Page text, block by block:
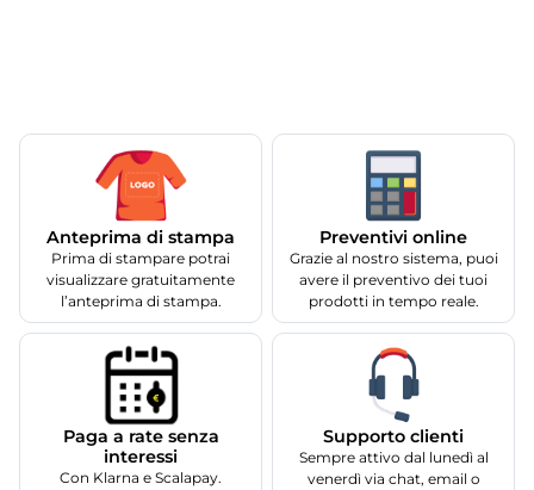
Anteprima di stampa
Prima di stampare potrai
visualizzare gratuitamente
l’anteprima di stampa.
Preventivi online
Grazie al nostro sistema, puoi
avere il preventivo dei tuoi
prodotti in tempo reale.
Paga a rate senza
interessi
Con Klarna e Scalapay.
Supporto clienti
Sempre attivo dal lunedì al
venerdì via chat, email o